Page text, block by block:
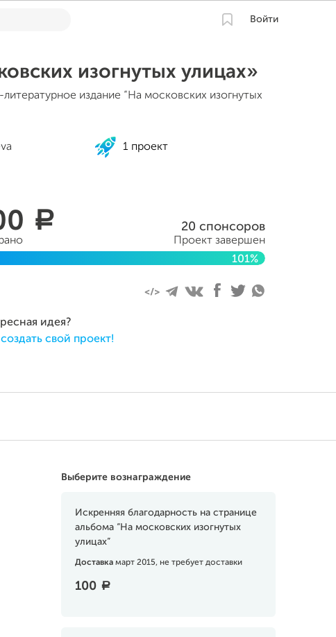
Войти
изогнутых улицах»
издание “На московских изогнутых
1 проект
a 20 спонсоров
Проект завершен
101%
идея?
создать свой проект!
Выберите вознаграждение
Искренняя благодарность на странице
альбома “На московских изогнутых
улицах”
Доставка март 2015, не требует доставки
100 a